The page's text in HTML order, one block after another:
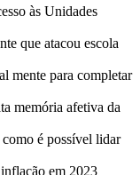
às Unidades
que atacou escola
mente para completar
memória afetiva da
é possível lidar
em 2023